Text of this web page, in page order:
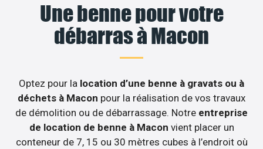
Une benne pour votre
débarras à Macon
Optez pour la location d’une benne à gravats ou à
déchets à Macon pour la réalisation de vos travaux
de démolition ou de débarrassage. Notre entreprise
de location de benne à Macon vient placer un
conteneur de 7, 15 ou 30 mètres cubes à l’endroit où